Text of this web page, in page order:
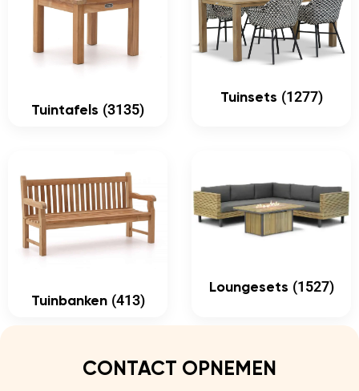
Tuintafels (3135)
Tuinsets (1277)
Tuinbanken (413)
Loungesets (1527)
CONTACT OPNEMEN